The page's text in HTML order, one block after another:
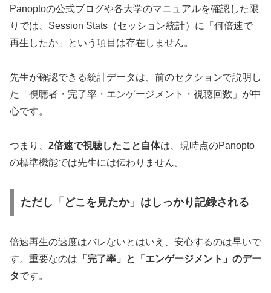
Panoptoの公式ブログや各大学のマニュアルを確認した限
りでは、Session Stats（セッション統計）に「何倍速で
再生したか」という項目は存在しません。
先生が確認できる統計データは、前のセクションで説明し
た「視聴者・完了率・エンゲージメント・視聴回数」が中
心です。
つまり、 2倍速で視聴したこと自体は、現時点のPanopto
の標準機能では先生には伝わりません。
ただし「どこを見たか」はしっかり記録される
倍速再生の速度はバレないとはいえ、安心するのは早いで
す。重要なのは 「完了率」と「エンゲージメント」のデー
タです。